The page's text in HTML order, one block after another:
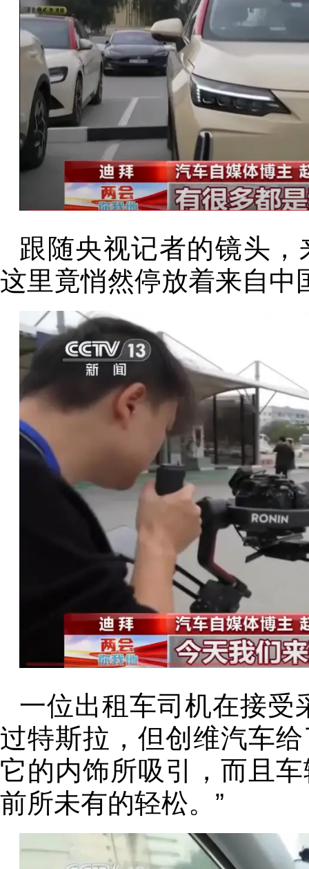
跟随央视记者的镜头
这里竟悄然停放着来自中
一位出租车司机在接受
过特斯拉，但创维汽车
它的内饰所吸引，而且
前所未有的轻松。”